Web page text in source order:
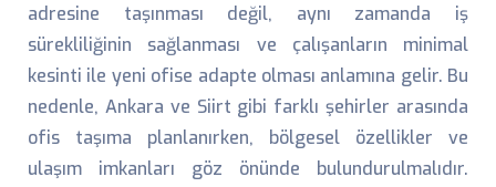
adresine taşınması değil, aynı zamanda iş
sürekliliğinin sağlanması ve çalışanların minimal
kesinti ile yeni ofise adapte olması anlamına gelir. Bu
nedenle, Ankara ve Siirt gibi farklı şehirler arasında
ofis taşıma planlanırken, bölgesel özellikler ve
ulaşım imkanları göz önünde bulundurulmalıdır.